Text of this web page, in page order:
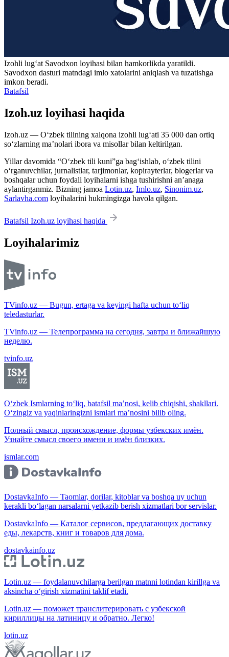
Izohli lugʻat Savodxon loyihasi bilan hamkorlikda yaratildi.
Savodxon dasturi matndagi imlo xatolarini aniqlash va tuzatishga
imkon beradi.
Batafsil
Izoh.uz loyihasi haqida
Izoh.uz — O‘zbek tilining xalqona izohli lug‘ati 35 000 dan ortiq
so‘zlarning ma’nolari ibora va misollar bilan keltirilgan.
Yillar davomida “O‘zbek tili kuni”ga bag‘ishlab, o‘zbek tilini
o‘rganuvchilar, jurnalistlar, tarjimonlar, kopirayterlar, blogerlar va
boshqalar uchun foydali loyihalarni ishga tushirishni an’anaga
aylantirganmiz. Bizning jamoa Lotin.uz, Imlo.uz, Sinonim.uz,
Sarlavha.com loyihalarini hukmingizga havola qilgan.
Batafsil Izoh.uz loyihasi haqida
Loyihalarimiz
TVinfo.uz — Bugun, ertaga va keyingi hafta uchun to‘liq
teledasturlar.
TVinfo.uz — Телепрограмма на сегодня, завтра и ближайшую
неделю.
tvinfo.uz
O‘zbek Ismlarning to‘liq, batafsil ma’nosi, kelib chiqishi, shakllari.
O‘zingiz va yaqinlaringizni ismlari ma’nosini bilib oling.
Полный смысл, происхождение, формы узбекских имён.
Узнайте смысл своего имени и имён близких.
ismlar.com
DostavkaInfo — Taomlar, dorilar, kitoblar va boshqa uy uchun
kerakli bo‘lagan narsalarni yetkazib berish xizmatlari bor servislar.
DostavkaInfo — Каталог сервисов, предлагающих доставку
еды, лекарств, книг и товаров для дома.
dostavkainfo.uz
Lotin.uz — foydalanuvchilarga berilgan matnni lotindan kirillga va
aksincha o‘girish xizmatini taklif etadi.
Lotin.uz — поможет транслитерировать с узбекской
кириллицы на латиницу и обратно. Легко!
lotin.uz